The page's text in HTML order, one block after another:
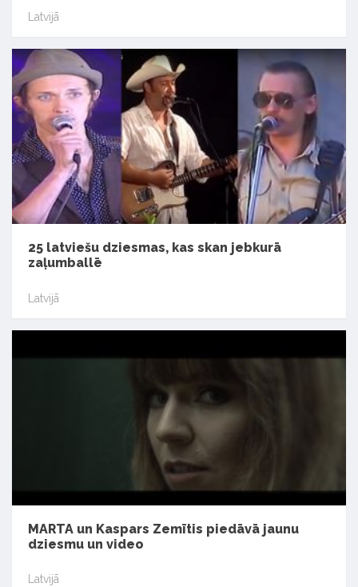
Latvijā
25 latviešu dziesmas, kas skan jebkurā
zaļumballē
Latvijā
MARTA un Kaspars Zemītis piedāvā jaunu
dziesmu un video
Latvijā